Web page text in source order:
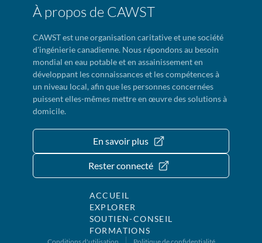
À propos de CAWST
CAWST est une organisation caritative et une société
d'ingénierie canadienne. Nous répondons au besoin
mondial en eau potable et en assainissement en
développant les connaissances et les compétences à
un niveau local, afin que les personnes concernées
puissent elles-mêmes mettre en œuvre des solutions à
domicile.
En savoir plus
Rester connecté
ACCUEIL
EXPLORER
SOUTIEN-CONSEIL
FORMATIONS